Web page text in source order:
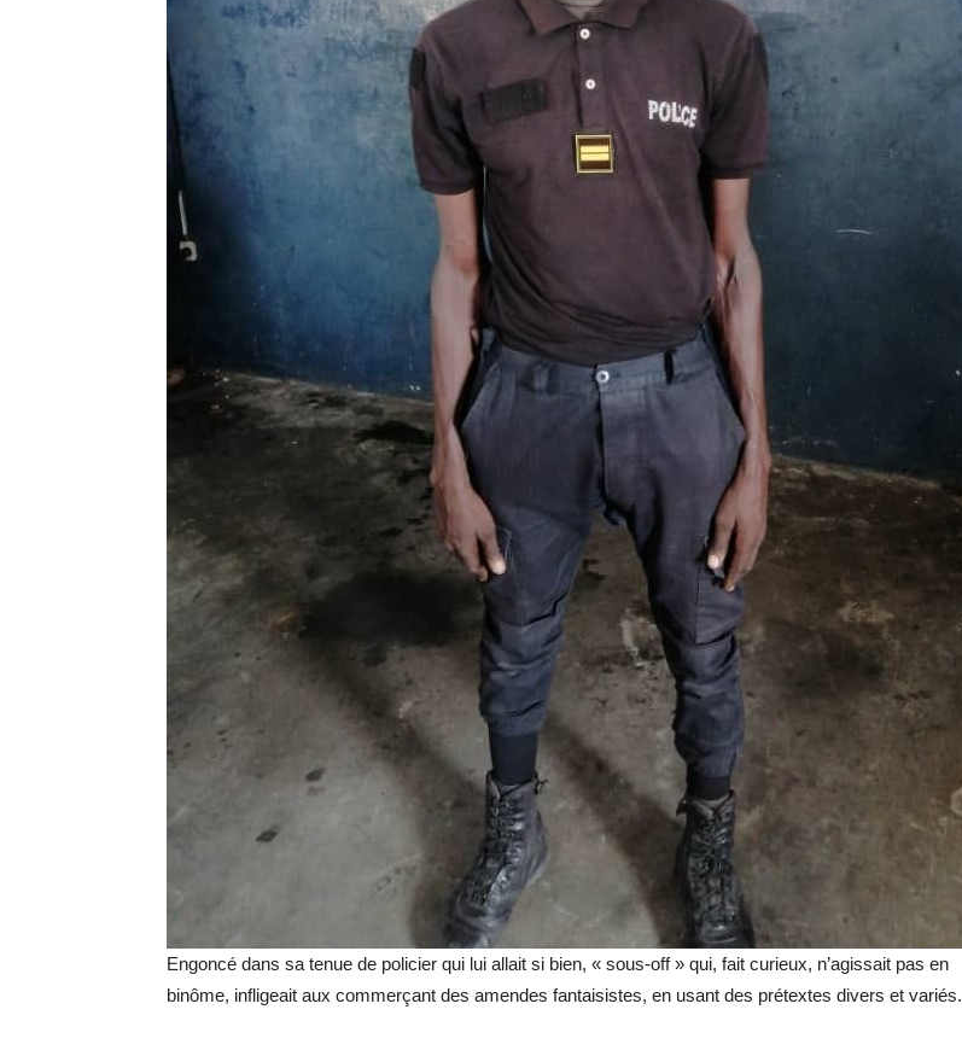
Engoncé dans sa tenue de policier qui lui allait si bien, « sous-off » qui, fait curieux, n’agissait pas en
binôme, infligeait aux commerçant des amendes fantaisistes, en usant des prétextes divers et variés.